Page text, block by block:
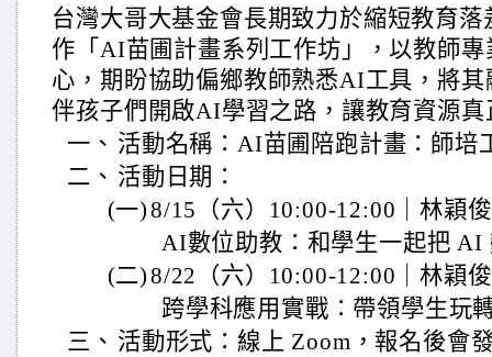
台灣大哥大基金會長期致力於縮短教育
作「AI苗圃計畫系列工作坊」，以教師
心，期盼協助偏鄉教師熟悉AI工具，將
伴孩子們開啟AI學習之路，讓教育資源真
一、 活動名稱：AI苗圃陪跑計畫：師培
二、 活動日期：
(一)8/15（六）10:00-12:00｜林穎
AI數位助教：和學生一起把 AI
(二)8/22（六）10:00-12:00｜林穎
跨學科應用實戰：帶領學生玩
三、 活動形式：線上 Zoom，報名後會